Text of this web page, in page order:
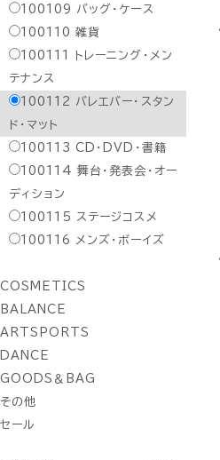
100109
バッグ・ケース
100110 雑貨
100111
トレーニング・メン
テナンス
100112
バレエバー・スタン
ド・マット
100113 CD・DVD・書籍
100114 舞台・発表会・オー
ディション
100115
ステージコスメ
100116
メンズ・ボーイズ
COSMETICS
BALANCE
ARTSPORTS
DANCE
GOODS＆BAG
その他
セール